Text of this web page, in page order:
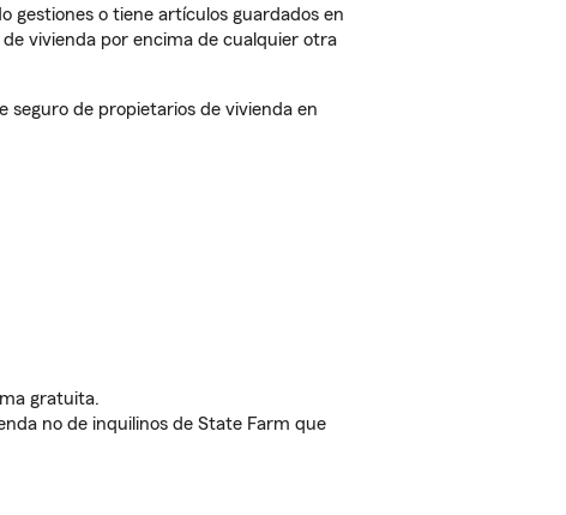
gestiones o tiene artículos guardados en
vivienda por encima de cualquier otra
seguro de propietarios de vivienda en
gratuita.
no de inquilinos de State Farm que